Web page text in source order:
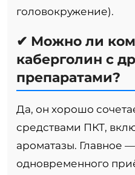
головокружение).
✔ Можно ли
каберголин с
препаратами?
Да, он хорошо
средствами ПКТ,
ароматазы. Главное —
одновременного